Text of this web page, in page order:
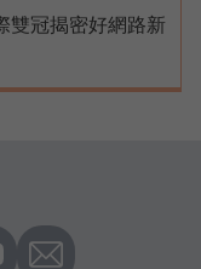
雙冠揭密好網路新